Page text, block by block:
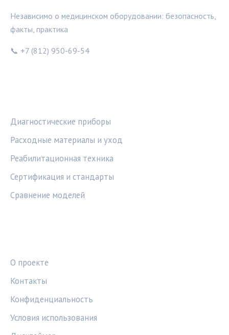
Независимо о медицинском оборудовании: безопасность,
факты, практика
📞 +7 (812) 950-69-54
Диагностические приборы
Расходные материалы и уход
Реабилитационная техника
Сертификация и стандарты
Сравнение моделей
О проекте
Контакты
Конфиденциальность
Условия использования